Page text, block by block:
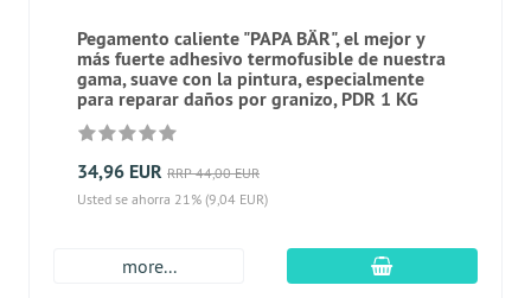
Pegamento caliente "PAPA BÄR", el mejor y
más fuerte adhesivo termofusible de nuestra
gama, suave con la pintura, especialmente
para reparar daños por granizo, PDR 1 KG
34,96 EUR RRP 44,00 EUR
Usted se ahorra 21% (9,04 EUR)
more... En el carro de